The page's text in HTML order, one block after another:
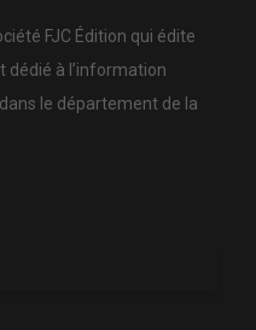
FJC Édition qui édite
dédié à l’information
le département de la